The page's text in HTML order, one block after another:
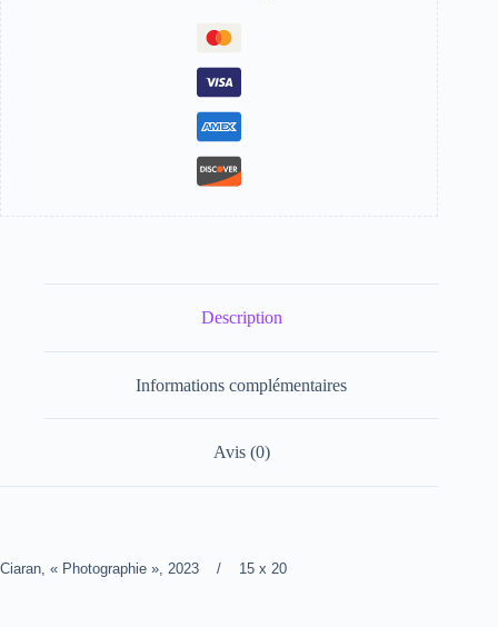
Description
Informations complémentaires
Avis (0)
Ciaran, « Photographie », 2023 / 15 x 20